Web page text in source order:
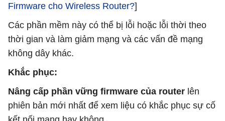
Firmware cho Wireless Router?]
Các phần mềm này có thể bị lỗi hoặc lỗi thời theo
thời gian và làm giảm mạng và các vấn đề mạng
không dây khác.
Khắc phục:
Nâng cấp phần vững firmware của router lên
phiên bản mới nhất để xem liệu có khắc phục sự cố